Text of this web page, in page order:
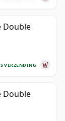
Double
VERZENDING
Double